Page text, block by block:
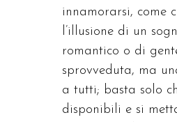
innamorarsi, come
l’illusione di un
romantico o di
sprovveduta, ma
a tutti; basta solo
disponibili e si